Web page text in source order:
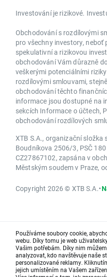
Investování je rizikové.
Obchodování s rozdílovými
pro všechny investory, neboť
spekulativní a rizikovou
obchodování Vám důrazně
veškerými potenciálními
rozdílovými smlouvami,
obchodování těchto
informace jsou dostupné na
sekcích Informace o účtech,
obchodování rozdílových
XTB S.A., organizační složka
Boudníkova 2506/3, PSČ
CZ27867102, zapsána v
Městským soudem v Praze,
Copyright 2026 © XTB S.A.•
Používáme soubory cookie,
webu. Díky tomu je web
Vašim potřebám. Díky nim
analyzovat, kdo navštěvuje naše
personalizované reklamy.
jejich umístěním na Vašem